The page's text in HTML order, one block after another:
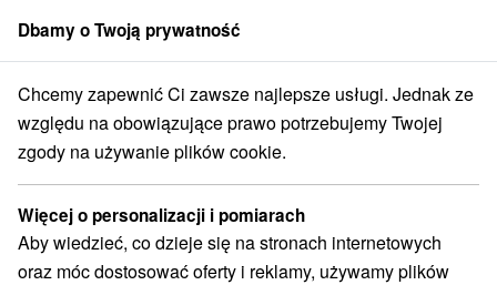
członek grupySorger
Zakwaterowanie na Słowacji Žilinský kraj
Najlepsze opinie zakwaterowanie
na Słowacji Žilinský kraj
Kategorie
Dbamy o Twoją prywatność
Chcemy zapewnić Ci zawsze najlepsze usługi. Jednak ze
względu na obowiązujące prawo potrzebujemy Twojej
zgody na używanie plików cookie.
Więcej o personalizacji i pomiarach
Aby wiedzieć, co dzieje się na stronach internetowych
oraz móc dostosować oferty i reklamy, używamy plików